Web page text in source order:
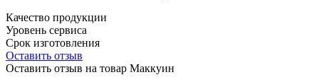
Качество продукции
Уровень сервиса
Срок изготовления
Оставить отзыв
Оставить отзыв на товар Маккуин